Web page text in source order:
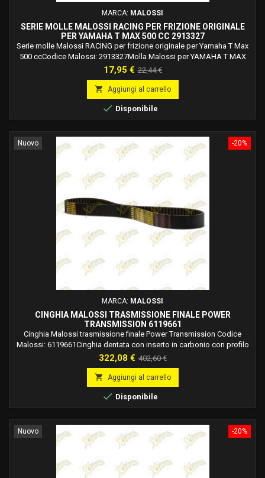
MARCA: MALOSSI
SERIE MOLLE MALOSSI RACING PER FRIZIONE ORIGINALE
PER YAMAHA T MAX 500 CC 2913327
Serie molle Malossi RACING per frizione originale per Yamaha T Max
500 ccCodice Malossi: 2913327Molla Malossi per YAMAHA T MAX
(carb.) 500 4T LC 2001-2003.Molla Malossi per YAMAHA T MAX 500 ie
4T LC 2004-2007.Molla Malossi per YAMAHA T MAX 500 ie 4T LC
2008-2011.
Prezzo
17,95 € Prezzo
base
22,44 €
 Aggiungi al carrello
 Disponibile
-20%
Nuovo
MARCA: MALOSSI
CINGHIA MALOSSI TRASMISSIONE FINALE POWER
TRANSMISSION 6119661
Cinghia Malossi trasmissione finale Power Transmission Codice
Malossi: 6119661Cinghia dentata con inserto in carbonio con profilo
del dente specifico, larghezza 40 mm – lunghezza 1238 mm. Cinghia
Malossi per Yamaha T MAX 530 ie 4T LC 2012 2014 (J409E). Cinghia
Malossi per Yamaha T MAX 530 i.e. 4T LC 2015-2016 (J409E).
Prezzo
322,08 € Prezzo
base
402,60 €
 Aggiungi al carrello
 Disponibile
-20%
Nuovo